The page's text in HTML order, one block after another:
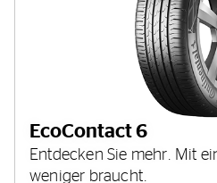
EcoContact 6
Entdecken Sie mehr. Mit
weniger braucht.